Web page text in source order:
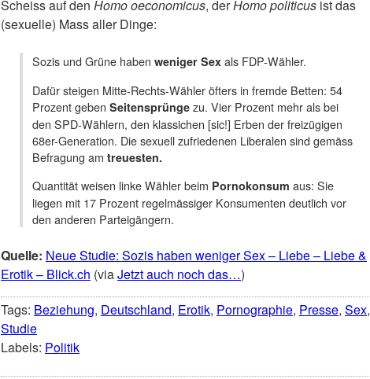
Scheiss auf den Homo oeconomicus, derHomo politicus ist das
(sexuelle) Mass aller Dinge:
Sozis und Grüne haben weniger Sex als FDP-Wähler.
Dafür steigen Mitte-Rechts-Wähler öfters in fremde Betten: 54
Prozent geben Seitensprünge zu. Vier Prozent mehr als bei
den SPD-Wählern, den klassichen [sic!] Erben der freizügigen
68er-Generation. Die sexuell zufriedenen Liberalen sind gemäss
Befragung am treuesten.
Quantität weisen linke Wähler beim Pornokonsum aus: Sie
liegen mit 17 Prozent regelmässiger Konsumenten deutlich vor
den anderen Parteigängern.
Quelle: Neue Studie: Sozis haben weniger Sex – Liebe – Liebe &
Erotik – Blick.ch (viaJetzt auch noch das…)
Tags: Beziehung, Deutschland, Erotik, Pornographie, Presse, Sex,
Studie
Labels: Politik